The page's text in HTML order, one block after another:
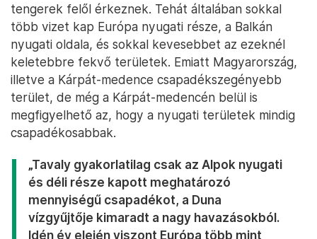
tengerek felől érkeznek. Tehát általában sokkal
több vizet kap Európa nyugati része, a Balkán
nyugati oldala, és sokkal kevesebbet az ezeknél
keletebbre fekvő területek. Emiatt Magyarország,
illetve a Kárpát-medence csapadékszegényebb
terület, de még a Kárpát-medencén belül is
megfigyelhető az, hogy a nyugati területek mindig
csapadékosabbak.
„Tavaly gyakorlatilag csak az Alpok nyugati
és déli része kapott meghatározó
mennyiségű csapadékot, a Duna
vízgyűjtője kimaradt a nagy havazásokból.
Idén év elején viszont Európa több mint